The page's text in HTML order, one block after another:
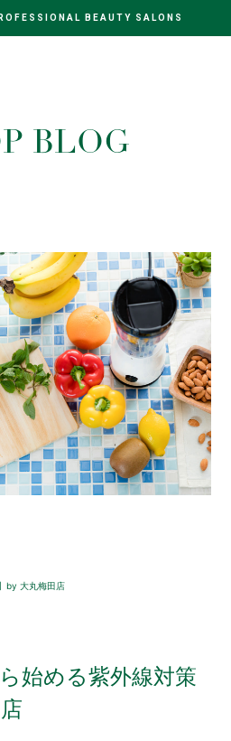
BEAUTY SALONS
BLOG
by 大丸梅田店
始める紫外線対策